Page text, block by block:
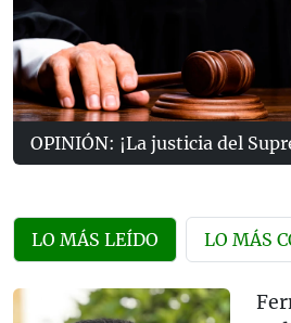
OPINIÓN: ¡La justicia del
LO MÁS LEÍDO LO MÁS